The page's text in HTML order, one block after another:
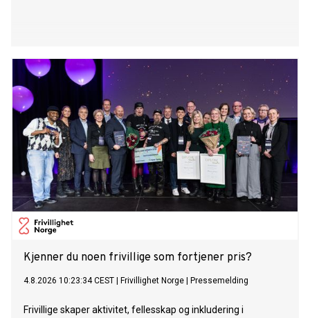
Kjenner du noen frivillige som fortjener pris?
4.8.2026 10:23:34 CEST Frivillighet Norge Pressemelding
Frivillige skaper aktivitet, fellesskap og inkludering i